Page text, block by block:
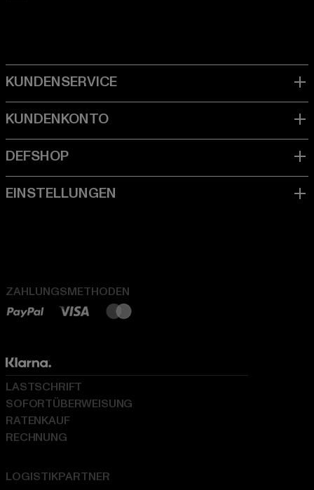
ZAHLUNGSMETHODEN
LOGISTIKPARTNER
LASTSCHRIFT
SOFORTÜBERWEISUNG
RATENKAUF
RECHNUNG